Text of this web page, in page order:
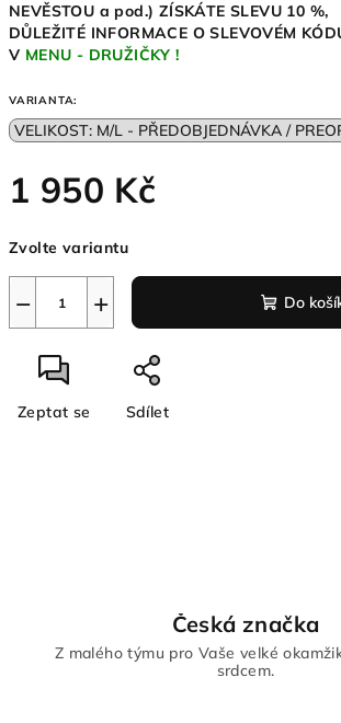
NEVĚSTOU a pod.) ZÍSKÁTE SLEVU 10 %,
DŮLEŽITÉ INFORMACE O SLEVOVÉM
V MENU - DRUŽIČKY !
VARIANTA:
1 950 Kč
cena:
Zvolte variantu
+
− Do
Zeptat se Sdílet
Česká značka
Z malého týmu pro Vaše velké
srdcem.